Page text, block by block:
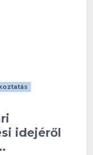
•
idejéről